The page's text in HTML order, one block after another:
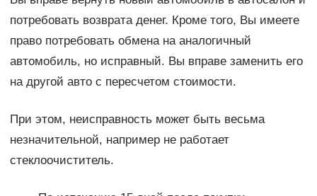
потребовать возврата денег. Кроме того, Вы имеете
право потребовать обмена на аналогичный
автомобиль, но исправный. Вы вправе заменить его
на другой авто с пересчетом стоимости.
При этом, неисправность может быть весьма
незначительной, например не работает
стеклоочиститель.